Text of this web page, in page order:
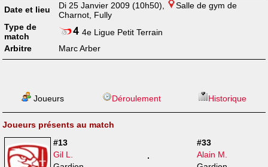
Date et lieu Di 25 Janvier 2009 (10h50),
Salle de gym de
Charnot, Fully
Type de
match
4e Ligue Petit Terrain
Arbitre
Marc Arber
Joueurs Déroulement Historique
Joueurs présents au match
#13
Gil L.
#33
Alain M.